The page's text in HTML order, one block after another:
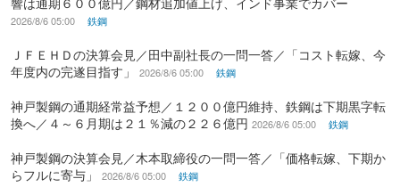
2026/8/6 05:00 鉄鋼
ＪＦＥＨＤの決算会見／田中副社長の一問一答／「コスト転嫁、今
年度内の完遂目指す」
2026/8/6 05:00 鉄鋼
神戸製鋼の通期経常益予想／１２００億円維持、鉄鋼は下期黒字転
換へ／４～６月期は２１％減の２２６億円 2026/8/6 05:00 鉄鋼
神戸製鋼の決算会見／木本取締役の一問一答／「価格転嫁、下期か
らフルに寄与」
2026/8/6 05:00 鉄鋼